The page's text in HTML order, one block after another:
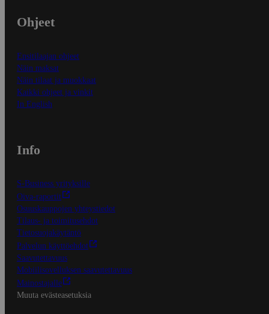
Ohjeet
Ensitilaajan ohjeet
Näin maksat
Näin tilaat ja muokkaat
Kaikki ohjeet ja vinkit
In English
Info
S-Business yrityksille
Oiva-raportit
Osuuskauppojen yhteystiedot
Tilaus- ja toimitusehdot
Tietosuojakäytäntö
Palvelun käyttöehdot
Saavutettavuus
Mobiilisovelluksen saavutettavuus
Mainostajalle
Muuta evästeasetuksia